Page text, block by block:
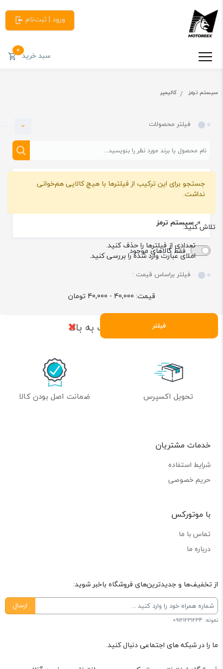
ورود | ثبت‌نام
سبد خرید0
سیستم ترمز کالیمپر
فیلتر محصولات
دسته بندی
سیستم ترمز
فقط کالاهای موجود
فیلتر براساس قیمت :
قیمت: 40,000 - 40,000 تومان
فیلتر
جستجو برای این ترکیب از فیلترها با هیچ کالایی هم‌خوانی
نداشت.
تلاش کنید:
تعدادی از فیلترها را حذف کنید.
املای عبارت وارد شده را بررسی کنید.
بازگشت به بالا
تحویل اکسپرس ضمانت اصل بودن کالا
خدمات مشتریان
شرایط استفاده
حریم خصوصی
با موتورکس
تماس با ما
درباره ما
از تخفیف‌ها و جدیدترین‌های فروشگاه باخبر شوید:
ارسال
نمونه: 09121231234
ما را در شبکه های اجتماعی دنبال کنید.